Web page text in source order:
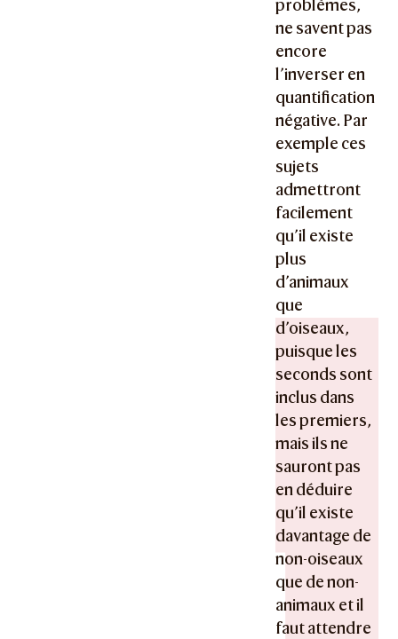
problèmes,
ne savent pas
encore
l’inverser en
quantification
négative. Par
exemple ces
sujets
admettront
facilement
qu’il existe
plus
d’animaux
que
d’oiseaux,
puisque les
seconds sont
inclus dans
les premiers,
mais ils ne
sauront pas
en déduire
qu’il existe
davantage de
non-oiseaux
que de non-
animaux et il
faut attendre